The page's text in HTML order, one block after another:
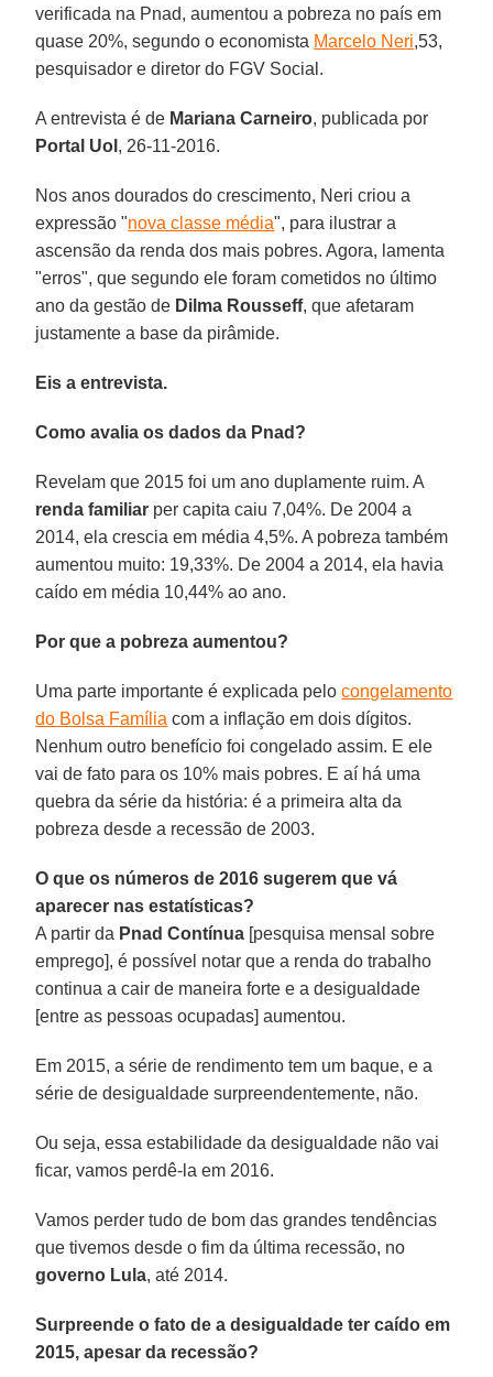
verificada na Pnad, aumentou a pobreza no país em
quase 20%, segundo o economista Marcelo Neri,53,
pesquisador e diretor do FGV Social.
A entrevista é de Mariana Carneiro, publicada por
Portal Uol , 26-11-2016.
Nos anos dourados do crescimento, Neri criou a
expressão "nova classe média", para ilustrar a
ascensão da renda dos mais pobres. Agora, lamenta
"erros", que segundo ele foram cometidos no último
ano da gestão de Dilma Rousseff, que afetaram
justamente a base da pirâmide.
Eis a entrevista.
Como avalia os dados da Pnad?
Revelam que 2015 foi um ano duplamente ruim. A
renda familiar per capita caiu 7,04%. De 2004 a
2014, ela crescia em média 4,5%. A pobreza também
aumentou muito: 19,33%. De 2004 a 2014, ela havia
caído em média 10,44% ao ano.
Por que a pobreza aumentou?
Uma parte importante é explicada pelocongelamento
do Bolsa Família com a inflação em dois dígitos.
Nenhum outro benefício foi congelado assim. E ele
vai de fato para os 10% mais pobres. E aí há uma
quebra da série da história: é a primeira alta da
pobreza desde a recessão de 2003.
O que os números de 2016 sugerem que vá
aparecer nas estatísticas?
A partir da Pnad Contínua [pesquisa mensal sobre
emprego], é possível notar que a renda do trabalho
continua a cair de maneira forte e a desigualdade
[entre as pessoas ocupadas] aumentou.
Em 2015, a série de rendimento tem um baque, e a
série de desigualdade surpreendentemente, não.
Ou seja, essa estabilidade da desigualdade não vai
ficar, vamos perdê-la em 2016.
Vamos perder tudo de bom das grandes tendências
que tivemos desde o fim da última recessão, no
governo Lula, até 2014.
Surpreende o fato de a desigualdade ter caído em
2015, apesar da recessão?